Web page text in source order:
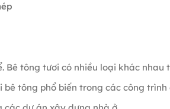
Bê tông tươi có nhiều loại khác nhau
tông phổ biến trong các công trình